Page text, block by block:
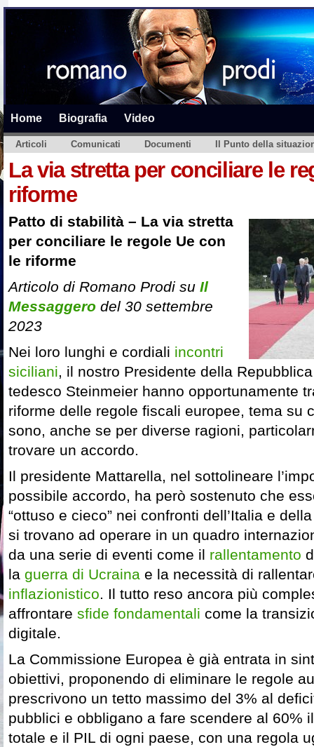
Home Biografia Video
Articoli Comunicati Documenti Il Punto della
La via stretta per conciliare le
riforme
Patto di stabilità – La via stretta
per conciliare le regole Ue con
le riforme
Articolo di Romano Prodi su Il
Messaggero del 30 settembre
2023
Nei loro lunghi e cordiali incontri
siciliani, il nostro Presidente della
tedesco Steinmeier hanno opportunamente
riforme delle regole fiscali europee, tema su
sono, anche se per diverse ragioni,
trovare un accordo.
Il presidente Mattarella, nel sottolineare
possibile accordo, ha però sostenuto che
“ottuso e cieco” nei confronti dell’Italia e
si trovano ad operare in un quadro
da una serie di eventi come il rallentamento
la guerra di Ucraina e la necessità di
inflazionistico. Il tutto reso ancora più
affrontare sfide fondamentali come la
digitale.
La Commissione Europea è già entrata in
obiettivi, proponendo di eliminare le regole
prescrivono un tetto massimo del 3% al
pubblici e obbligano a fare scendere al 60%
totale e il PIL di ogni paese, con una regola